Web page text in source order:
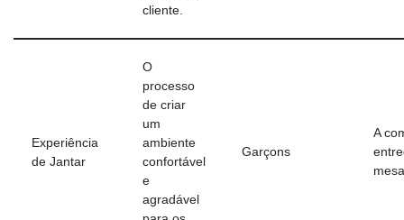
cliente.
Experiência
de Jantar
O
processo
de criar
um
ambiente
confortável
e
agradável
Garçons
A
mesa